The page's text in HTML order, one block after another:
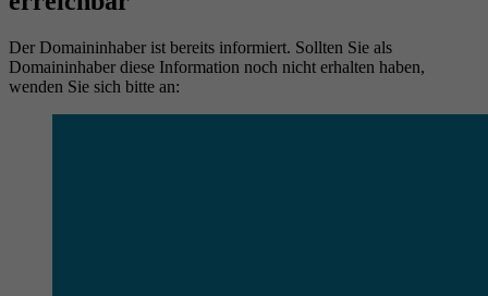
Der Domaininhaber ist bereits informiert. Sollten Sie als
Domaininhaber diese Information noch nicht erhalten haben,
wenden Sie sich bitte an: